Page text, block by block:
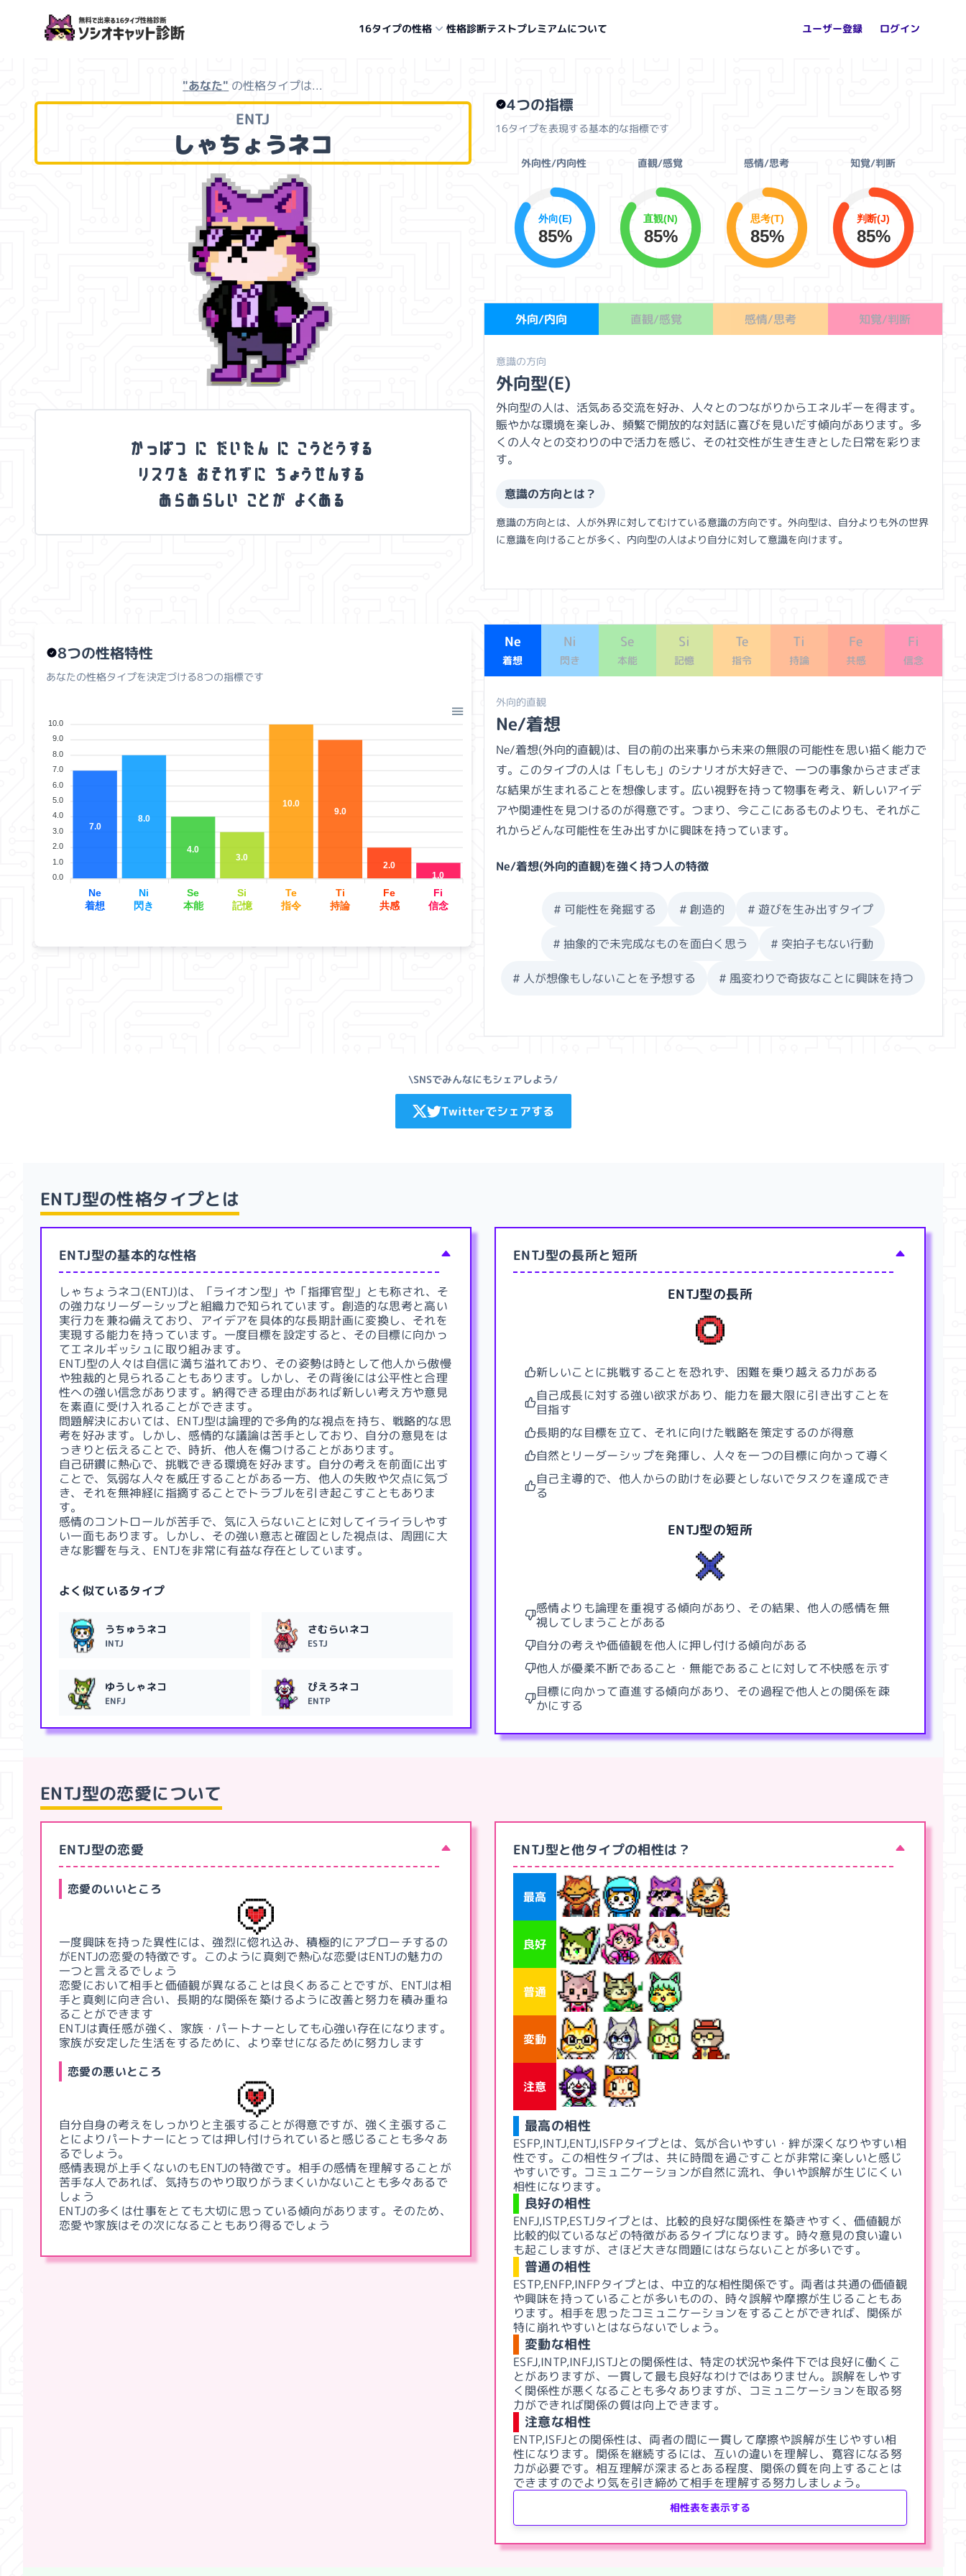
ソシオキャット診断 16タイプの性格 性格診断テストプレミアムについて ユーザー登録 ログイン
"あなた" の性格タイプは...
ENTJ
しゃちょうネコ
かっぱつ に だいたん に こうどうする
リスクを おそれずに ちょうせんする
あらあらしい ことが よくある
4つの指標
16タイプを表現する基本的な指標です
外向性/内向性
外向(E)
85%
直観/感覚
直観(N)
85%
感情/思考
思考(T)
85%
知覚/判断
判断(J)
85%
外向/内向 直観/感覚 感情/思考 知覚/判断
意識の方向
外向型(E)
外向型の人は、活気ある交流を好み、人々とのつながりからエネルギーを得ます。
賑やかな環境を楽しみ、頻繁で開放的な対話に喜びを見いだす傾向があります。多
くの人々との交わりの中で活力を感じ、その社交性が生き生きとした日常を彩りま
す。
意識の方向とは？
意識の方向とは、人が外界に対してむけている意識の方向です。外向型は、自分よりも外の世界
に意識を向けることが多く、内向型の人はより自分に対して意識を向けます。
8つの性格特性
あなたの性格タイプを決定づける8つの指標です
10.0
9.0
8.0
7.0
6.0
5.0
4.0
3.0
2.0
1.0
0.0
7.0
8.0
4.0
3.0
10.0
9.0
2.0
1.0
Ne
着想
Ni
閃き
Se
本能
Si
記憶
Te
指令
Ti
持論
Fe
共感
Fi
信念
Ne
着想
Ni
閃き
Se
本能
Si
記憶
Te
指令
Ti
持論
Fe
共感
Fi
信念
外向的直観
Ne/着想
Ne/着想(外向的直観)は、目の前の出来事から未来の無限の可能性を思い描く能力で
す。このタイプの人は「もしも」のシナリオが大好きで、一つの事象からさまざま
な結果が生まれることを想像します。広い視野を持って物事を考え、新しいアイデ
アや関連性を見つけるのが得意です。つまり、今ここにあるものよりも、それがこ
れからどんな可能性を生み出すかに興味を持っています。
Ne/着想(外向的直観)を強く持つ人の特徴
# 可能性を発掘する # 創造的 # 遊びを生み出すタイプ
#抽象的で未完成なものを面白く思う # 突拍子もない行動
# 人が想像もしないことを予想する # 風変わりで奇抜なことに興味を持つ
\SNSでみんなにもシェアしよう/
Twitterでシェアする
ENTJ型の性格タイプとは
ENTJ型の基本的な性格
しゃちょうネコ(ENTJ)は、「ライオン型」や「指揮官型」とも称され、そ
の強力なリーダーシップと組織力で知られています。創造的な思考と高い
実行力を兼ね備えており、アイデアを具体的な長期計画に変換し、それを
実現する能力を持っています。一度目標を設定すると、その目標に向かっ
てエネルギッシュに取り組みます。
ENTJ型の人々は自信に満ち溢れており、その姿勢は時として他人から傲慢
や独裁的と見られることもあります。しかし、その背後には公平性と合理
性への強い信念があります。納得できる理由があれば新しい考え方や意見
を素直に受け入れることができます。
問題解決においては、ENTJ型は論理的で多角的な視点を持ち、戦略的な思
考を好みます。しかし、感情的な議論は苦手としており、自分の意見をは
っきりと伝えることで、時折、他人を傷つけることがあります。
自己研鑽に熱心で、挑戦できる環境を好みます。自分の考えを前面に出す
ことで、気弱な人々を威圧することがある一方、他人の失敗や欠点に気づ
き、それを無神経に指摘することでトラブルを引き起こすこともありま
す。
感情のコントロールが苦手で、気に入らないことに対してイライラしやす
い一面もあります。しかし、その強い意志と確固とした視点は、周囲に大
きな影響を与え、ENTJを非常に有益な存在としています。
よく似ているタイプ
うちゅうネコ
INTJ
さむらいネコ
ESTJ
ゆうしゃネコ
ENFJ
ぴえろネコ
ENTP
ENTJ型の長所と短所
ENTJ型の長所
新しいことに挑戦することを恐れず、困難を乗り越える力がある
自己成長に対する強い欲求があり、能力を最大限に引き出すことを
目指す
長期的な目標を立て、それに向けた戦略を策定するのが得意
自然とリーダーシップを発揮し、人々を一つの目標に向かって導く
自己主導的で、他人からの助けを必要としないでタスクを達成でき
る
ENTJ型の短所
感情よりも論理を重視する傾向があり、その結果、他人の感情を無
視してしまうことがある
自分の考えや価値観を他人に押し付ける傾向がある
他人が優柔不断であること・無能であることに対して不快感を示す
目標に向かって直進する傾向があり、その過程で他人との関係を疎
かにする
ENTJ型の恋愛について
ENTJ型の恋愛
恋愛のいいところ
一度興味を持った異性には、強烈に惚れ込み、積極的にアプローチするの
がENTJの恋愛の特徴です。このように真剣で熱心な恋愛はENTJの魅力の
一つと言えるでしょう
恋愛において相手と価値観が異なることは良くあることですが、ENTJは相
手と真剣に向き合い、長期的な関係を築けるように改善と努力を積み重ね
ることができます
ENTJは責任感が強く、家族・パートナーとしても心強い存在になります。
家族が安定した生活をするために、より幸せになるために努力します
恋愛の悪いところ
自分自身の考えをしっかりと主張することが得意ですが、強く主張するこ
とによりパートナーにとっては押し付けられていると感じることも多々あ
るでしょう。
感情表現が上手くないのもENTJの特徴です。相手の感情を理解することが
苦手な人であれば、気持ちのやり取りがうまくいかないことも多々あるで
しょう
ENTJの多くは仕事をとても大切に思っている傾向があります。そのため、
恋愛や家族はその次になることもあり得るでしょう
ENTJ型と他タイプの相性は？
最高
良好
普通
変動
注意
最高の相性
ESFP,INTJ,ENTJ,ISFPタイプとは、気が合いやすい・絆が深くなりやすい相
性です。この相性タイプは、共に時間を過ごすことが非常に楽しいと感じ
やすいです。コミュニケーションが自然に流れ、争いや誤解が生じにくい
相性になります。
良好の相性
ENFJ,ISTP,ESTJタイプとは、比較的良好な関係性を築きやすく、価値観が
比較的似ているなどの特徴があるタイプになります。時々意見の食い違い
も起こしますが、さほど大きな問題にはならないことが多いです。
普通の相性
ESTP,ENFP,INFPタイプとは、中立的な相性関係です。両者は共通の価値観
や興味を持っていることが多いものの、時々誤解や摩擦が生じることもあ
ります。相手を思ったコミュニケーションをすることができれば、関係が
特に崩れやすいとはならないでしょう。
変動な相性
ESFJ,INTP,INFJ,ISTJとの関係性は、特定の状況や条件下では良好に働くこ
とがありますが、一貫して最も良好なわけではありません。誤解をしやす
く関係性が悪くなることも多々ありますが、コミュニケーションを取る努
力ができれば関係の質は向上できます。
注意な相性
ENTP,ISFJとの関係性は、両者の間に一貫して摩擦や誤解が生じやすい相
性になります。関係を継続するには、互いの違いを理解し、寛容になる努
力が必要です。相互理解が深まるとある程度、関係の質を向上することは
できますのでより気を引き締めて相手を理解する努力しましょう。
相性表を表示する